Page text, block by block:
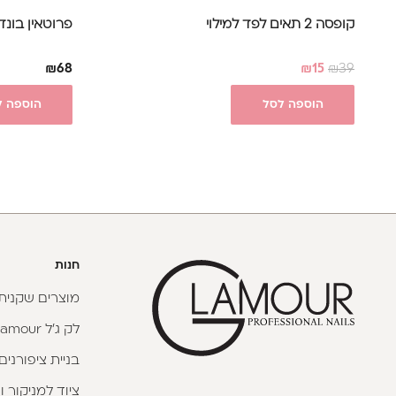
קופסה 2 תאים לפד למילוי
₪39
₪15
הוספה לסל
פרוטאין בונד 7.5
₪68
הוספה
חנות
מוצרים
לק ג'ל Glamour
בניית
ציוד למניקור